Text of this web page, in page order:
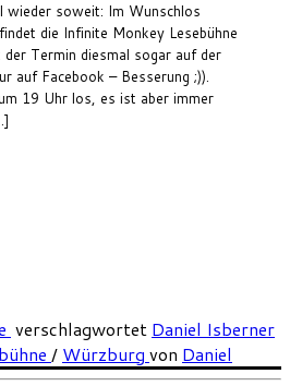
wieder soweit: Im Wunschlos
die Infinite Monkey Lesebühne
Termin diesmal sogar auf der
auf Facebook – Besserung ;)).
19 Uhr los, es ist aber immer
verschlagwortet Daniel Isberner
/ Würzburg von Daniel